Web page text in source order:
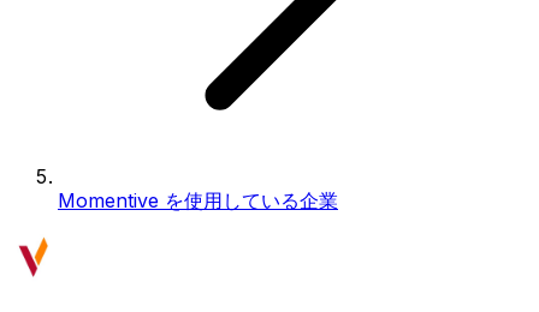
Momentive を使用している企業